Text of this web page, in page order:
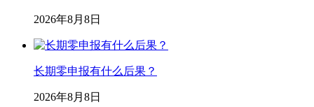
2026年8月8日
长期零申报有什么后果？
2026年8月8日